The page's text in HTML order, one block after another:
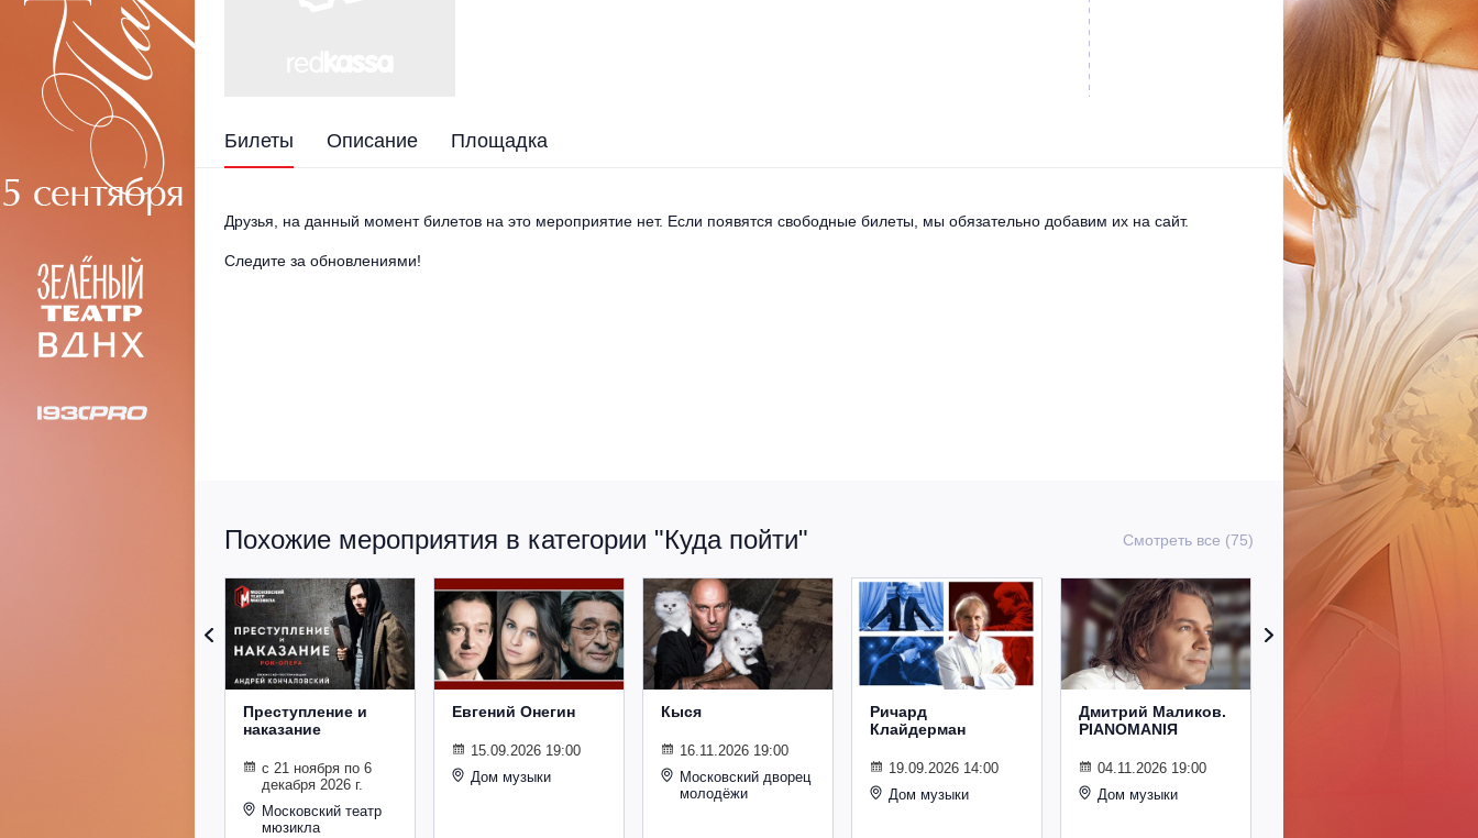
Билеты Описание Площадка
Друзья, на данный момент билетов на это мероприятие нет. Если появятся свободные билеты, мы обязательно добавим их на сайт.
Следите за обновлениями!
Похожие мероприятия в категории "Куда пойти" Смотреть все (75)
Преступление и
наказание
с 21 ноября по 6
декабря 2026 г.
Московский театр
мюзикла
Евгений Онегин
15.09.2026 19:00
Дом музыки
Кыся
16.11.2026 19:00
Московский дворец
молодёжи
Ричард
Клайдерман
19.09.2026 14:00
Дом музыки
Дмитрий Маликов.
PIANOMANIЯ
04.11.2026 19:00
Дом музыки